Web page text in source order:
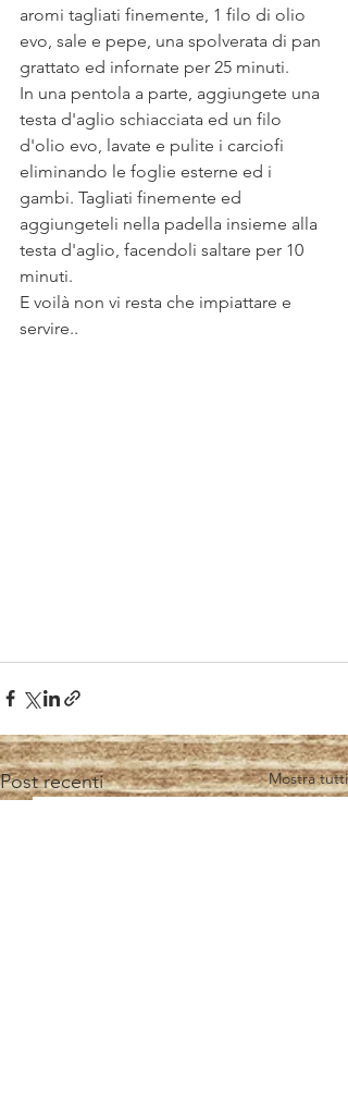
aromi tagliati finemente, 1 filo di olio
evo, sale e pepe, una spolverata di pan
grattato ed infornate per 25 minuti.
In una pentola a parte, aggiungete una
testa d'aglio schiacciata ed un filo
d'olio evo, lavate e pulite i carciofi
eliminando le foglie esterne ed i
gambi. Tagliati finemente ed
aggiungeteli nella padella insieme alla
testa d'aglio, facendoli saltare per 10
minuti.
E voilà non vi resta che impiattare e
servire..
Post recenti Mostra tutti